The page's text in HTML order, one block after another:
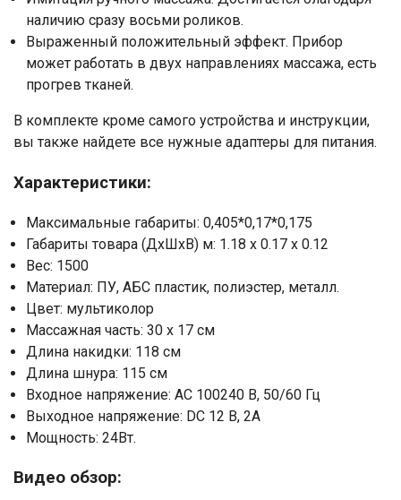
наличию сразу восьми роликов.
Выраженный положительный эффект. Прибор
может работать в двух направлениях массажа, есть
прогрев тканей.
В комплекте кроме самого устройства и инструкции,
вы также найдете все нужные адаптеры для питания.
Характеристики:
Максимальные габариты: 0,405*0,17*0,175
Габариты товара (ДхШхВ) м: 1.18 x 0.17 x 0.12
Вес: 1500
Материал: ПУ, АБС пластик, полиэстер, металл.
Цвет: мультиколор
Массажная часть: 30 х 17 см
Длина накидки: 118 см
Длина шнура: 115 см
Входное напряжение: AC 100240 В, 50/60 Гц
Выходное напряжение: DC 12 В, 2A
Мощность: 24Вт.
Видео обзор:
Нажимая на кнопку "Отправить" вы
соглашаетесь на обработку
персональных данных